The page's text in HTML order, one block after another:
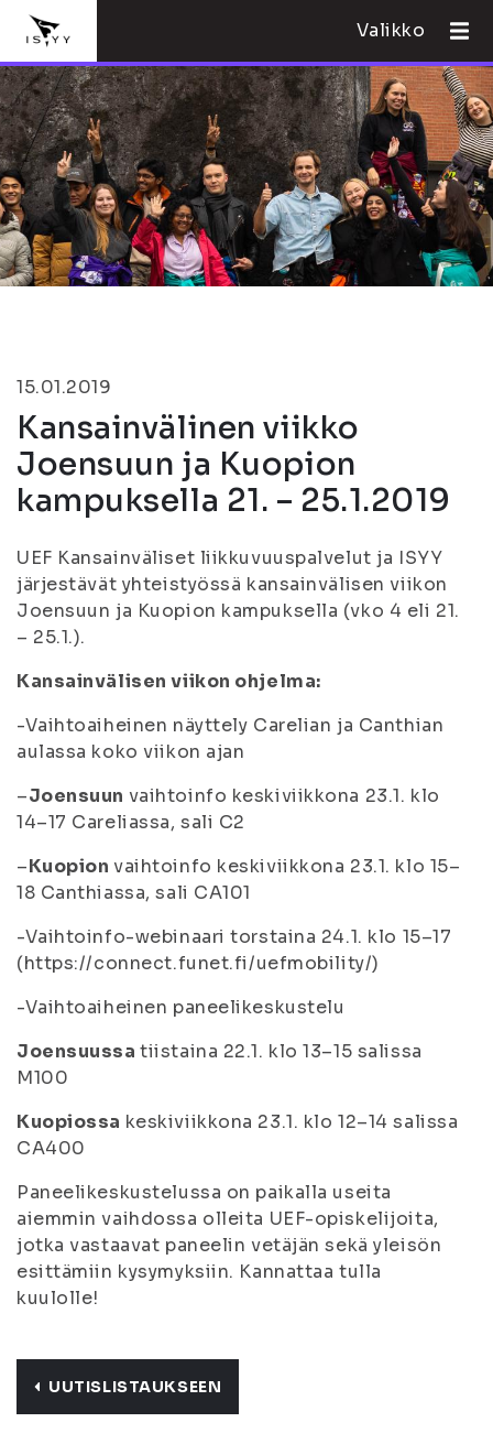
Valikko
15.01.2019
Kansainvälinen viikko
Joensuun ja Kuopion
kampuksella 21. – 25.1.2019
UEF Kansainväliset liikkuvuuspalvelut ja ISYY
järjestävät yhteistyössä kansainvälisen viikon
Joensuun ja Kuopion kampuksella (vko 4 eli 21.
– 25.1.).
Kansainvälisen viikon ohjelma:
-Vaihtoaiheinen näyttely Carelian ja Canthian
aulassa koko viikon ajan
–Joensuun vaihtoinfo keskiviikkona 23.1. klo
14–17 Careliassa, sali C2
–Kuopionvaihtoinfo keskiviikkona 23.1. klo 15–
18 Canthiassa, sali CA101
-Vaihtoinfo-webinaari torstaina 24.1. klo 15–17
(https://connect.funet.fi/uefmobility/)
-Vaihtoaiheinen paneelikeskustelu
Joensuussatiistaina 22.1. klo 13–15 salissa
M100
Kuopiossa keskiviikkona 23.1. klo 12–14 salissa
CA400
Paneelikeskustelussa on paikalla useita
aiemmin vaihdossa olleita UEF-opiskelijoita,
jotka vastaavat paneelin vetäjän sekä yleisön
esittämiin kysymyksiin. Kannattaa tulla
kuulolle!
UUTISLISTAUKSEEN